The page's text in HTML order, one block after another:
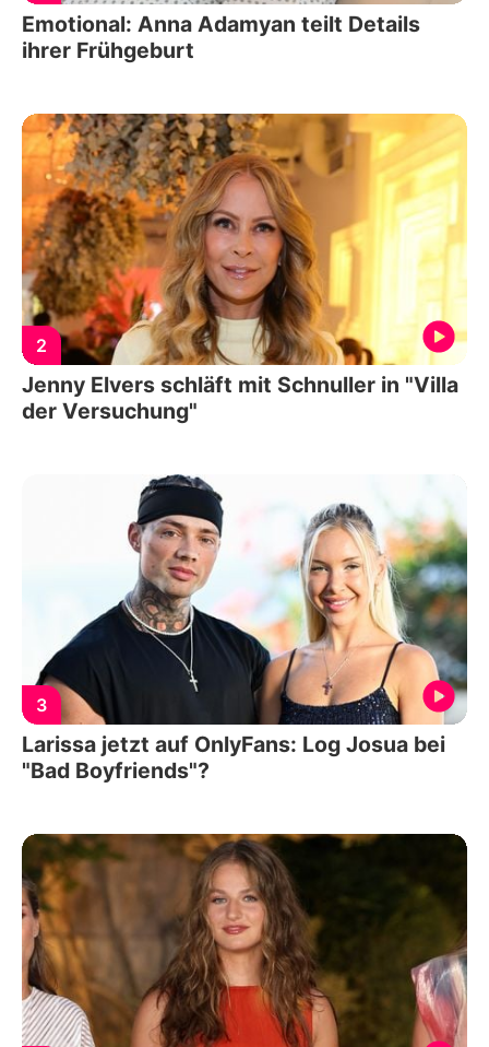
Emotional: Anna Adamyan teilt Details
ihrer Frühgeburt
2
Jenny Elvers schläft mit Schnuller in "Villa
der Versuchung"
3
Larissa jetzt auf OnlyFans: Log Josua bei
"Bad Boyfriends"?